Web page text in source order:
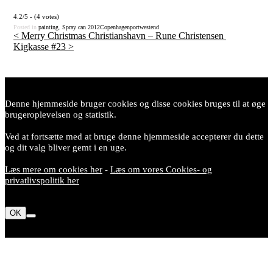
4.2/5 - (4 votes)
Posted in painting Spray can 2012Copenhagenportwestend
Post
< Merry Christmas Christianshavn – Rune Christensen
Kigkasse #23 >
Denne hjemmeside bruger cookies og disse cookies bruges til at øge
brugeroplevelsen og statistik.
Ved at fortsætte med at bruge denne hjemmeside accepterer du dette
og dit valg bliver gemt i en uge.
Læs mere om cookies her - Læs om vores Cookies- og
privatlivspolitik her
OK